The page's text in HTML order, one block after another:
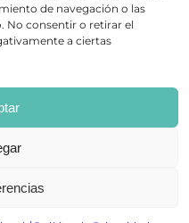
de navegación o las
No consentir o retirar el
a ciertas
DE OBRAS
especializada
de Madrid, gratuita y
además de otros
de ocio de la capital.